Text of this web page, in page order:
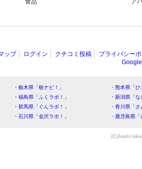
食品
ア
ップ ログイン クチコミ投稿
プライバシー
・栃木県「栃ナビ！」
・熊本県「
・福島県「ふくラボ！」
・新潟県「
・群馬県「ぐんラボ！」
・香川県「
・石川県「金沢ラボ！」
・鹿児島県
(C)Asahi